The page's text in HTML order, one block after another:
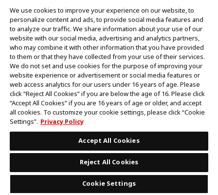
©Eiichiro Oda/Shueisha
©Eiichiro Oda/Shueisha, Toei Animation
ห้ามคัดลอกรูปภาพ,ข้อความและข้อมูลทั้งหมดในเว็บไซต์นี้โดยไม่ได้รับอนุญาต
โปรดทราบว่ารูปภาพในเว็บไซต์นี้อาจแตกต่างจากสินค้าจริงที่อยู่ระหว่างการพัฒนา
*Apple และโลโก้ Apple เป็นเครื่องหมายการค้าของบริษัท Apple Inc.
*Google Play และโลโก้ Google Play เป็นเครื่องหมายการค้าหรือจดทะเบียน
เครื่องหมายการค้าของบริษัท Google LLC.
We use cookies to improve your experience on our website, to
personalize content and ads, to provide social media features and
to analyze our traffic. We share information about your use of our
website with our social media, advertising and analytics partners,
who may combine it with other information that you have provided
to them or that they have collected from your use of their services.
We do not set and use cookies for the purpose of improving your
website experience or advertisement or social media features or
web access analytics for our users under 16 years of age. Please
click “Reject All Cookies” if you are below the age of 16. Please click
“Accept All Cookies” if you are 16 years of age or older, and accept
all cookies. To customize your cookie settings, please click “Cookie
Settings”. Privacy Policy
Accept All Cookies
Reject All Cookies
Cookie Settings